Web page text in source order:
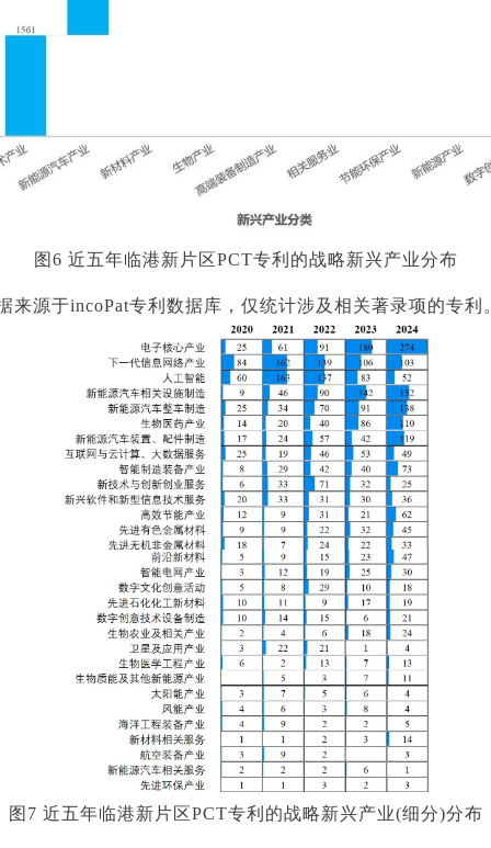
图6 近五年临港新片区PCT专利的战略新兴产业分布
来源于incoPat专利数据库，仅统计涉及相关著录项的专利
图7 近五年临港新片区PCT专利的战略新兴产业(细分)分布